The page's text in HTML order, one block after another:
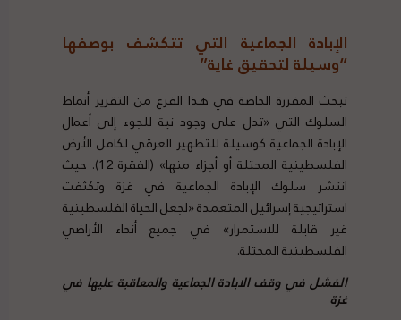
الإبادة الجماعية التي تتكشف بوصفها
“وسيلة لتحقيق غاية”
تبحث المقررة الخاصة في هذا الفرع من التقرير أنماط
السلوك التي «تدل على وجود نية للجوء إلى أعمال
الإبادة الجماعية كوسيلة للتطهير العرقي لكامل الأرض
الفلسطينية المحتلة أو أجزاء منها» (الفقرة 12). حيث
انتشر سلوك الإبادة الجماعية في غزة وتكثفت
استراتيجية إسرائيل المتعمدة «لجعل الحياة الفلسطينية
غير قابلة للاستمرار» في جميع أنحاء الأراضي
الفلسطينية المحتلة.
الفشل في وقف الابادة الجماعية والمعاقبة عليها في
غزة